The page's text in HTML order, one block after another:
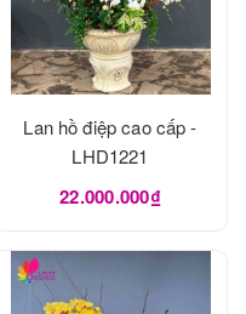
Lan hồ điệp cao cấp -
LHD1221
22.000.000₫